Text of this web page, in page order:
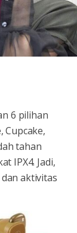
6 pilihan
Cupcake,
tahan
IPX4. Jadi,
aktivitas